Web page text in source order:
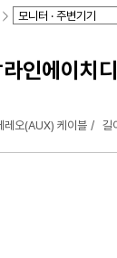
라인에이치
레오(AUX) 케이블 길